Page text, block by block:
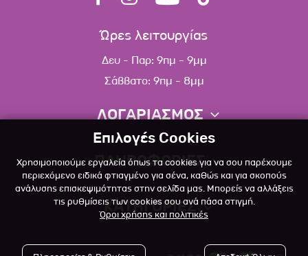
Ώρες λειτουργίας
Δευ - Παρ: 9πμ - 9μμ
Σάββατο: 9πμ - 8μμ
ΛΟΓΑΡΙΑΣΜΟΣ
Πληροφορίες λογαριασμού
Λίστα αγαπημένων
Πολιτική επιστροφών
ΠΛΗΡΟΦΟΡΙΕΣ
Σχετικά
Επικοινωνία
Blog
ΚΑΤΗΓΟΡΙΕΣ
Επιλογές Cookies
Χρησιμοποιούμε εργαλεία όπως τα cookies για να σου παρέχουμε
περιεχόμενο ειδικά φτιαγμένο για σένα, καθώς και για σκοπούς
ανάλυσης επισκεψιμότητας στην σελίδα μας. Μπορείς να αλλάξεις
τις ρυθμίσεις των cookies σου ανά πάσα στιγμή.
Όροι χρήσης και πολιτικές